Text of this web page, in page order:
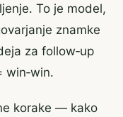
To je model,
znamke
za follow‑up
win‑win.
korake — kako